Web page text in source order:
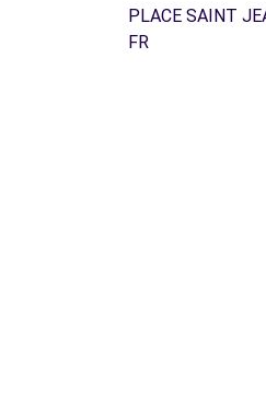
PLACE SAINT
FR